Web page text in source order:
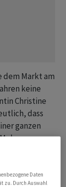
dem Markt am
keine
Christine
dass
ganzen
vom
in
Daten
zu. Durch Auswahl